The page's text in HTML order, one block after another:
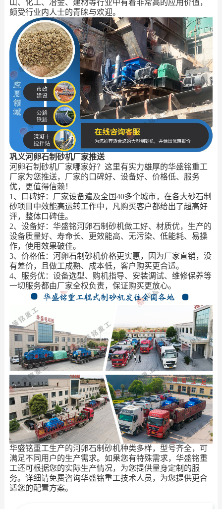
山、化工、冶金、建材等行业中有着非常高的应用价值，
颇受行业内人士的青睐与欢迎。
巩义河卵石制砂机厂家推送
河卵石制砂机厂家哪家好？这里有实力雄厚的华盛铭重工
厂家为您推送，厂家的口碑好、设备好、价格低、服务
优，更值得信赖！
1、口碑好：厂家设备遍及全国40多个城市，在各大砂石制
砂项目中效能高运转工作中，凡购买客户都给出了超高好
评，整体口碑佳。
2、设备好：华盛铭河卵石制砂机做工好、材质优，生产的
设备质量好、寿命长、更效能高、无污染、低能耗、易操
作，使用效果破佳。
3、价格低：河卵石制砂机价格更实惠，因为厂家直销，没
有差价，且做工成熟、成本低，客户购买更合适。
4、服务优：设备选型、购机指导、安装调试、维修保养等
一切服务都由厂家全权负责，保证购买更放心。
华盛铭重工生产的河卵石制砂机种类多样，型号齐全，可
满足不同用户的生产需求。如果您有特殊需求，华盛铭重
工还可根据您的实际生产情况，为您提供量身定制的服
务。详细请免费咨询华盛铭重工技术人员，为您提供更合
适您的配置方案。